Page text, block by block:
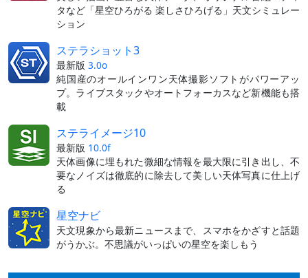
タなど「星空ひろがる 楽しさひろげる」天文シミュレー
ション
ステラショット3
最新版 3.0o
純国産のオールインワン天体撮影ソフトがパワーアッ
プ。ライブスタックやオートフォーカスなど新機能も搭
載
ステライメージ10
最新版 10.0f
天体画像に埋もれた微細な情報を最大限に引き出し、不
要なノイズは徹底的に除去して美しい天体写真に仕上げ
る
星空ナビ
天文現象から最新ニュースまで、スマホをかざすと話題
がうかぶ。不思議がいっぱいの星空を楽しもう